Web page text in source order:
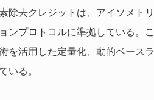
除去クレジットは、アイソメト
ンプロトコルに準拠している。
を活用した定量化、動的ベース
いる。